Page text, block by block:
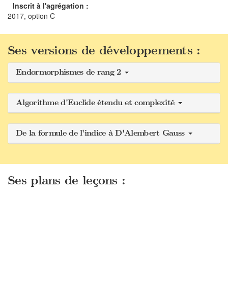
Inscrit à l'agrégation :
2017, option C
Ses versions de développements :
Endormorphismes de rang 2
Algorithme d'Euclide étendu et complexité
De la formule de l'indice à D'Alembert Gauss
Ses plans de leçons :